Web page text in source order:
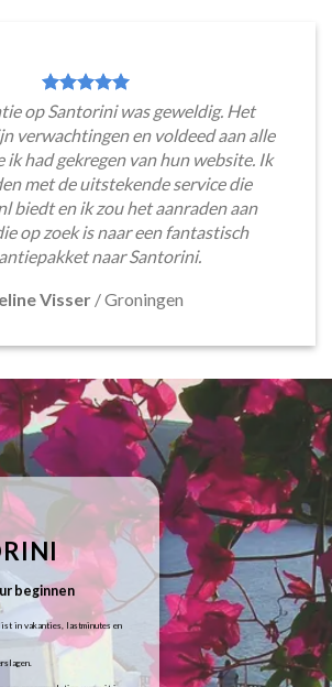
op Santorini was geweldig. Het
verwachtingen en voldeed aan alle
had gekregen van hun website. Ik
met de uitstekende service die
biedt en ik zou het aanraden aan
op zoek is naar een fantastisch
naar Santorini.
Visser /Groningen
beginnen
in vakanties, lastminutes en